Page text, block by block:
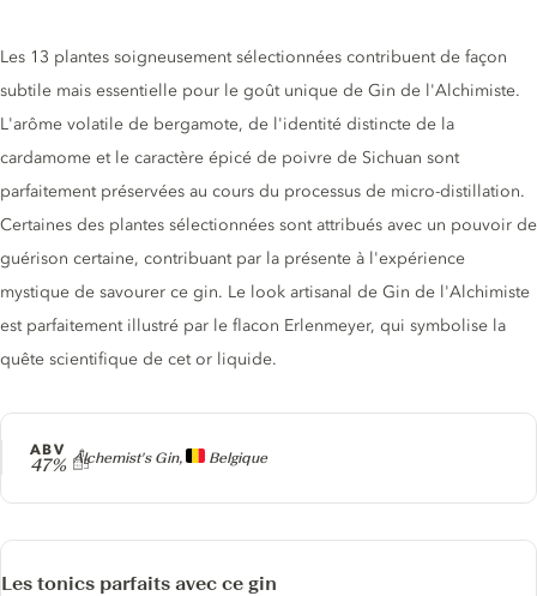
Producteur
Alchemist's Gin, Belgique
ABV
47%
Description du gin
Les 13 plantes soigneusement sélectionnées contribuent de façon
subtile mais essentielle pour le goût unique de Gin de l'Alchimiste.
L'arôme volatile de bergamote, de l'identité distincte de la
cardamome et le caractère épicé de poivre de Sichuan sont
parfaitement préservées au cours du processus de micro-distillation.
Certaines des plantes sélectionnées sont attribués avec un pouvoir de
guérison certaine, contribuant par la présente à l'expérience
mystique de savourer ce gin. Le look artisanal de Gin de l'Alchimiste
est parfaitement illustré par le flacon Erlenmeyer, qui symbolise la
quête scientifique de cet or liquide.
Les tonics parfaits avec ce gin